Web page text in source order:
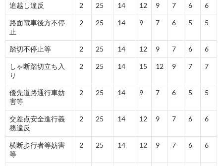
追越し違反 2 25 14 12 9 7 6 6
路面電車後方不停
止
2 25 14 9 7 6 5 5
踏切不停止等 2 25 14 12 9 7 6 6
しゃ断踏切立ち入
り
2 25 14 15 12 9 7 7
優先道路通行車妨
害等
2 25 14 9 7 6 5 5
交差点安全進行義
務違反
2 25 14 12 9 7 6 6
横断歩行者等妨害
等
2 25 14 12 9 7 6 6